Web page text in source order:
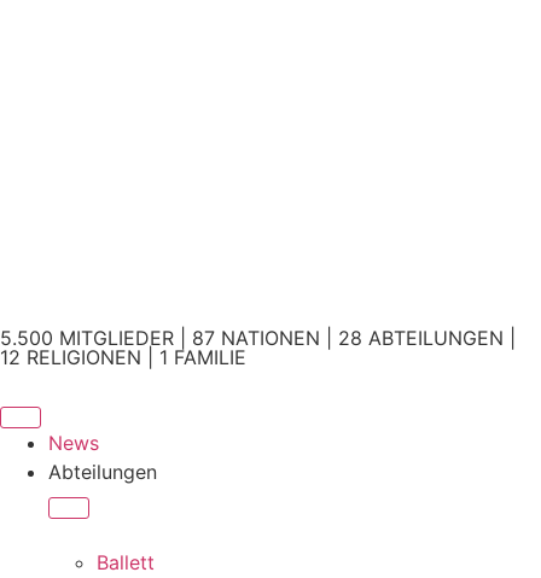
5.500 MITGLIEDER | 87 NATIONEN | 28 ABTEILUNGEN |
12 RELIGIONEN | 1 FAMILIE
News
Abteilungen
Ballett